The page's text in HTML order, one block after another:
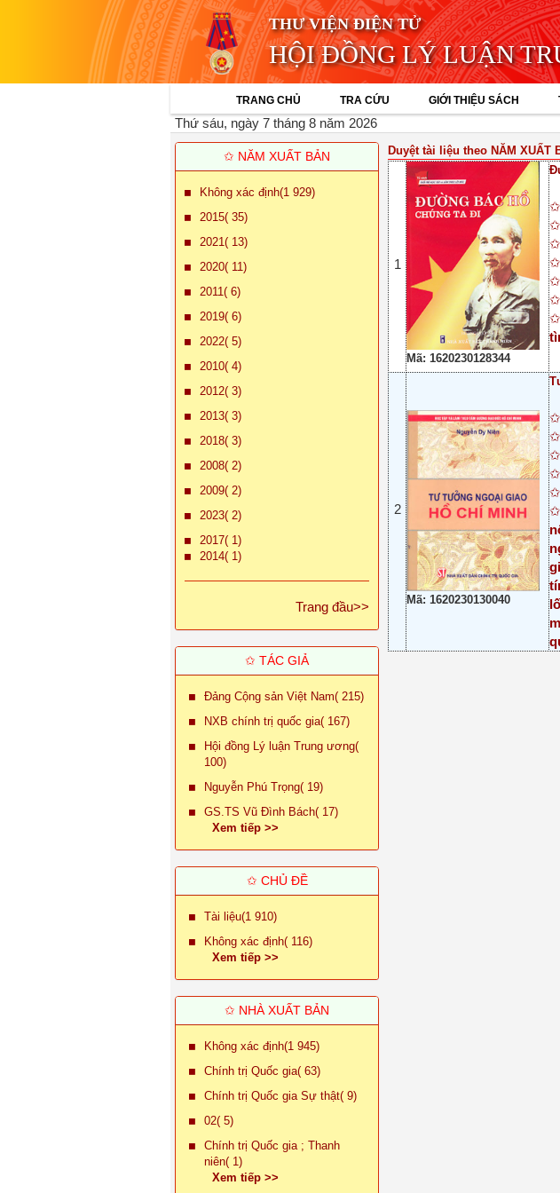
THƯ VIỆN ĐIỆN TỬ
HỘI ĐỒNG LÝ LUẬN
TRANG CHỦ TRA CỨU GIỚI THIỆU SÁCH
Thứ sáu, ngày 7 tháng 8 năm 2026
✩ NĂM XUẤT BẢN
Không xác định(1 929)
2015( 35)
2021( 13)
2020( 11)
2011( 6)
2019( 6)
2022( 5)
2010( 4)
2012( 3)
2013( 3)
2018( 3)
2008( 2)
2009( 2)
2023( 2)
2017( 1)
2014( 1)
Trang đầu>>
✩ TÁC GIẢ
Đảng Cộng sản Việt Nam( 215)
NXB chính trị quốc gia( 167)
Hội đồng Lý luận Trung ương(
100)
Nguyễn Phú Trọng( 19)
GS.TS Vũ Đình Bách( 17)
Xem tiếp >>
✩ CHỦ ĐỀ
Tài liệu(1 910)
Không xác định( 116)
Xem tiếp >>
✩ NHÀ XUẤT BẢN
Không xác định(1 945)
Chính trị Quốc gia( 63)
Chính trị Quốc gia Sự thật( 9)
02( 5)
Chính trị Quốc gia ; Thanh
niên( 1)
Xem tiếp >>
Duyệt tài liệu theo NĂM XUẤT
1
Mã: 1620230128344
✩
✩
✩
✩
✩
✩
✩
2
Mã: 1620230130040
✩
✩
✩
✩
✩
✩